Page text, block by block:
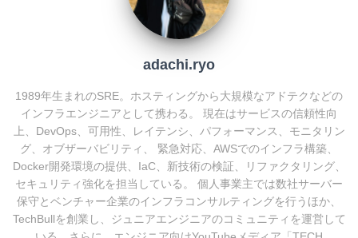
adachi.ryo
1989年生まれのSRE。ホスティングから大規模なアドテクなどの
インフラエンジニアとして携わる。 現在はサービスの信頼性向
上、DevOps、可用性、レイテンシ、パフォーマンス、モニタリン
グ、オブザーバビリティ、 緊急対応、AWSでのインフラ構築、
Docker開発環境の提供、IaC、新技術の検証、リファクタリング、
セキュリティ強化を担当している。 個人事業主では数社サーバー
保守とベンチャー企業のインフラコンサルティングを行うほか、
TechBullを創業し、ジュニアエンジニアのコミュニティを運営して